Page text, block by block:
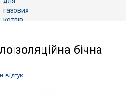
бічна
відгук